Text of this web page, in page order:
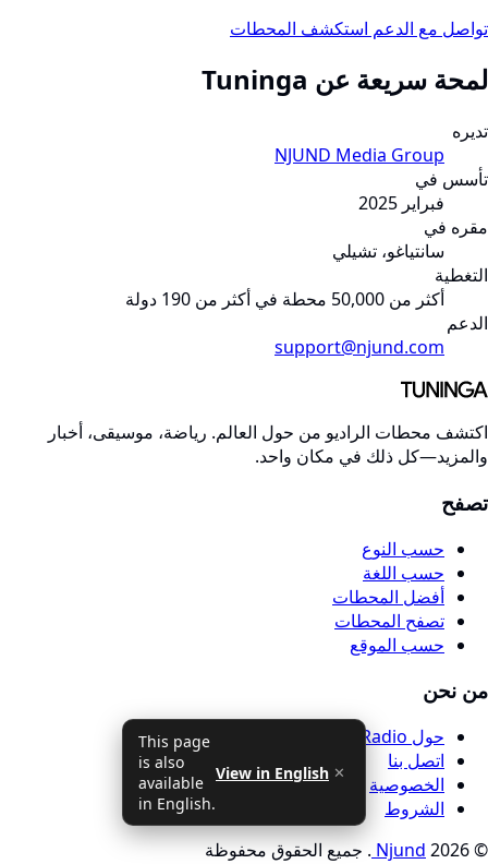
تواصل مع الدعم استكشف المحطات
لمحة سريعة عن Tuninga
تديره
NJUND Media Group
تأسس في
فبراير 2025
مقره في
سانتياغو، تشيلي
التغطية
أكثر من 50,000 محطة في أكثر من 190 دولة
الدعم
support@njund.com
اكتشف محطات الراديو من حول العالم. رياضة، موسيقى، أخبار
والمزيد—كل ذلك في مكان واحد.
تصفح
حسب النوع
حسب اللغة
أفضل المحطات
تصفح المحطات
حسب الموقع
من نحن
حول Tuninga Radio
اتصل بنا
الخصوصية
الشروط
© 2026
Njund . جميع الحقوق محفوظة
This page
is also
available
in English.
View in English ✕